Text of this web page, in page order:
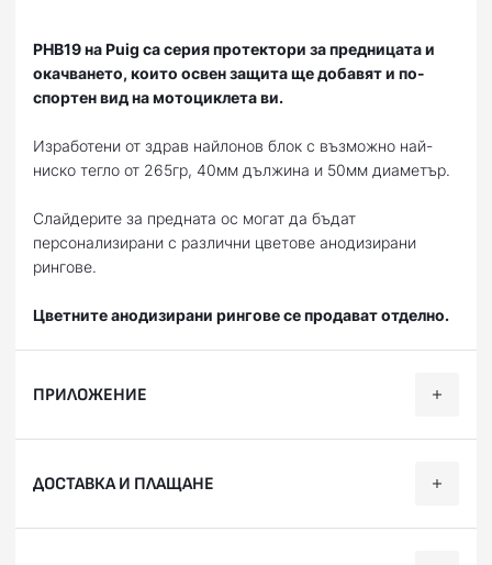
PHB19 на Puig са серия протектори за предницата и
окачването, които освен защита ще добавят и по-
спортен вид на мотоциклета ви.
Изработени от здрав найлонов блок с възможно най-
ниско тегло от 265гр, 40мм дължина и 50мм диаметър.
Слайдерите за предната ос могат да бъдат
персонализирани с различни цветове анодизирани
рингове.
Цветните анодизирани рингове се продават отделно.
ПРИЛОЖЕНИЕ
Категория Марка Модел
ABS Sixty2
ДОСТАВКА И ПЛАЩАНЕ